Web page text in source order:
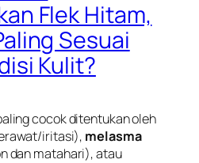
Flek Hitam,
Sesuai
Kulit?
cocok ditentukan oleh
iritasi), melasma
dan matahari), atau